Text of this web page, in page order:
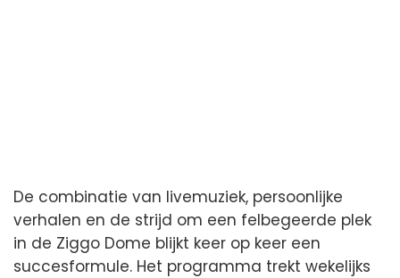
De combinatie van live­muziek, persoonlijke
verhalen en de strijd om een felbegeerde plek
in de Ziggo Dome blijkt keer op keer een
succesformule. Het programma trekt wekelijks